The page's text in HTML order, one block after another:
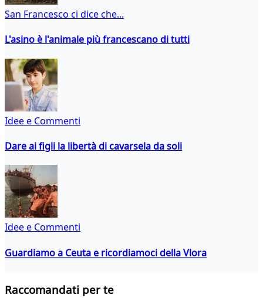
San Francesco ci dice che...
L'asino è l'animale più francescano di tutti
Idee e Commenti
Dare ai figli la libertà di cavarsela da soli
Idee e Commenti
Guardiamo a Ceuta e ricordiamoci della Vlora
Raccomandati per te